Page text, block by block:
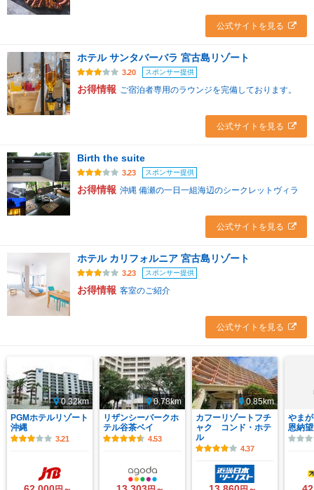
公式サイトを見る
ホテル サンタバーバラ 宮古島リゾート
3.20 スポンサー提供
お得情報 ご宿泊者専用のラウンジを完備しております。
公式サイトを見る
Birth the suite
3.23 スポンサー提供
お得情報 沖縄 備瀬の一日一組海辺のシークレットヴィラ
公式サイトを見る
ホテル カリフォルニア 宮古島リゾート
3.23 スポンサー提供
お得情報 客室のご紹介
公式サイトを見る
0.32km
PGMホテルリゾート
沖縄
3.21
0.78km
リザンシーパークホ
テル谷茶ベイ
4.53
0.85km
カフーリゾートフチ
ャク コンド・ホテ
ル
4.37
やま
恩納